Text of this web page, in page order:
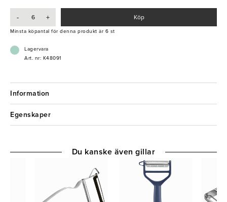
- Blad i rostfritt stål
- Vridbar design med dubbla blad
- Ergonomiskt handtag för bra grepp
- Tål maskindisk
- + Köp
Minsta köpantal för denna produkt är 6 st
Lagervara
Art. nr: K48091
Information
Egenskaper
Du kanske även gillar